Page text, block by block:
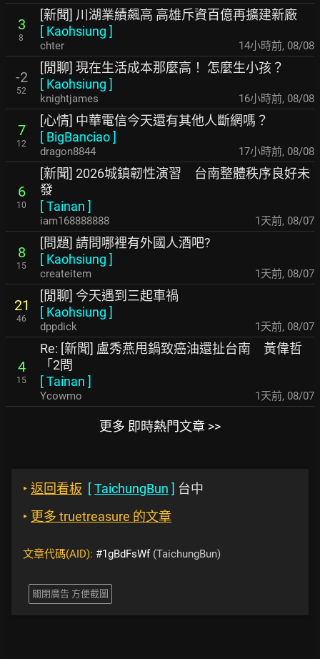
3
8
[新聞] 川湖業績飆高 高雄斥資百億再擴建新廠
[ Kaohsiung ]
chter 15小時前, 08/08
-2
52
[閒聊] 現在生活成本那麼高！ 怎麼生小孩？
[ Kaohsiung ]
knightjames 16小時前, 08/08
7
12
[心情] 中華電信今天還有其他人斷網嗎？
[ BigBanciao]
dragon8844 17小時前, 08/08
6
10
[新聞] 2026城鎮韌性演習 台南整體秩序良好未
發
[Tainan ]
iam168888888 1天前, 08/07
8
15
[問題] 請問哪裡有外國人酒吧?
[ Kaohsiung ]
createitem 1天前, 08/07
21
46
[閒聊] 今天遇到三起車禍
[ Kaohsiung ]
dppdick 1天前, 08/07
4
15
Re: [新聞] 盧秀燕甩鍋致癌油還扯台南 黃偉哲
「2問
[Tainan ]
Ycowmo 1天前, 08/07
更多 即時熱門文章 >>
‣ 返回看板 [TaichungBun ] 台中
‣ 更多 truetreasure 的文章
文章代碼(AID): #1gBdFsWf(TaichungBun)
關閉廣告 方便截圖